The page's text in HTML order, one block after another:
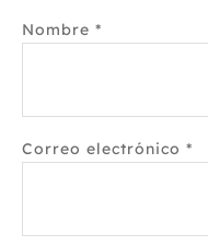
Nombre *
Correo electrónico *